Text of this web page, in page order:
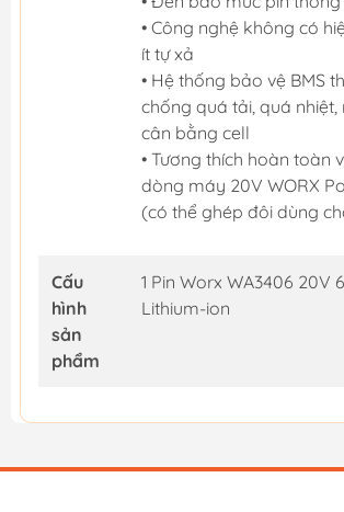
• Công nghệ không có
ít tự xả
• Hệ thống bảo vệ BMS
chống quá tải, quá nhiệt,
cân bằng cell
• Tương thích hoàn toàn
dòng máy 20V WORX
(có thể ghép đôi dùng
Cấu
hình
sản
phẩm
1 Pin Worx WA3406 20V
Lithium-ion